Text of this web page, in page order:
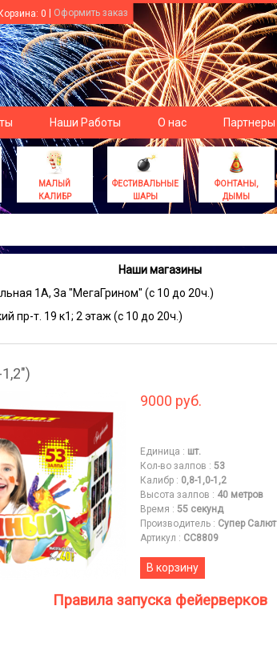
Корзина: 0 Оформить заказ
Наши Работы О нас Партнеры
МАЛЫЙ
КАЛИБР
ФЕСТИВАЛЬНЫЕ
ШАРЫ
ФОНТАНЫ,
ДЫМЫ
Наши магазины
1А, За "МегаГрином" (с 10 до 20ч.)
пр-т. 19 к1; 2 этаж (с 10 до 20ч.)
9000 руб.
Единица : шт.
Кол-во залпов : 53
Калибр: 0,8-1,0-1,2
Высота залпов : 40 метров
Время : 55 секунд
Производитель: Супер Салют
Артикул : СС8809
В корзину
Правила запуска фейерверков